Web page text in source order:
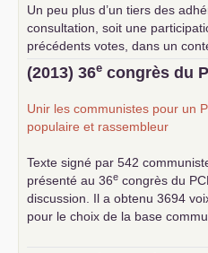
Un peu plus d’un tiers des
consultation, soit une
précédents votes, dans un
... lire la suite
(2013) 36e congrès du
Unir les communistes pour un
populaire et rassembleur
Texte signé par 542
présenté au 36e congrès du
discussion. Il a obtenu 3694
pour le choix de la base